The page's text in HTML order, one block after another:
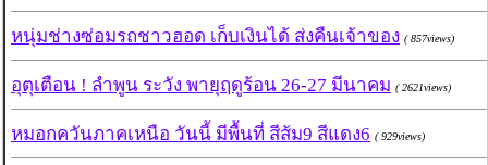
หนุ่มช่างซ่อมรถชาวฮอด เก็บเงินได้ ส่งคืนเจ้าของ ( 857views)
อุตุเตือน ! ลำพูน ระวัง พายุฤดูร้อน 26-27 มีนาคม ( 2621views)
หมอกควันภาคเหนือ วันนี้ มีพื้นที่ สีส้ม9 สีแดง6 ( 929views)